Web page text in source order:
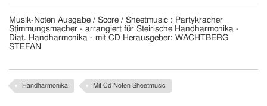
Musik-Noten Ausgabe / Score / Sheetmusic : Partykracher
Stimmungsmacher - arrangiert für Steirische Handharmonika -
Diat. Handharmonika - mit CD Herausgeber: WACHTBERG
STEFAN
Handharmonika Mit Cd Noten Sheetmusic